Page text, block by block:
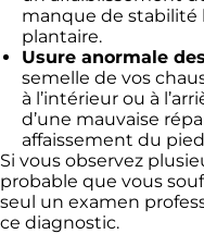
manque de stabilité
plantaire.
Usure anormale
semelle de vos
à l’intérieur ou à
d’une mauvaise
affaissement du
Si vous observez
probable que vous
seul un examen
ce diagnostic.